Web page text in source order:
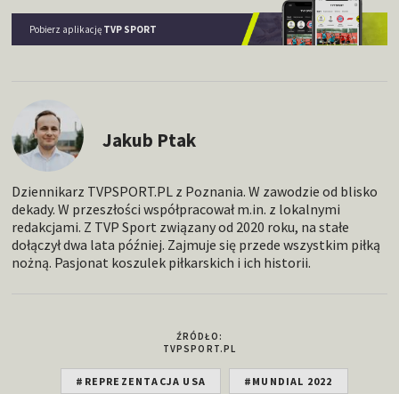
Pobierz aplikację TVP SPORT
Jakub Ptak
Dziennikarz TVPSPORT.PL z Poznania. W zawodzie od blisko
dekady. W przeszłości współpracował m.in. z lokalnymi
redakcjami. Z TVP Sport związany od 2020 roku, na stałe
dołączył dwa lata później. Zajmuje się przede wszystkim piłką
nożną. Pasjonat koszulek piłkarskich i ich historii.
ŹRÓDŁO:
TVPSPORT.PL
#REPREZENTACJA USA #MUNDIAL 2022